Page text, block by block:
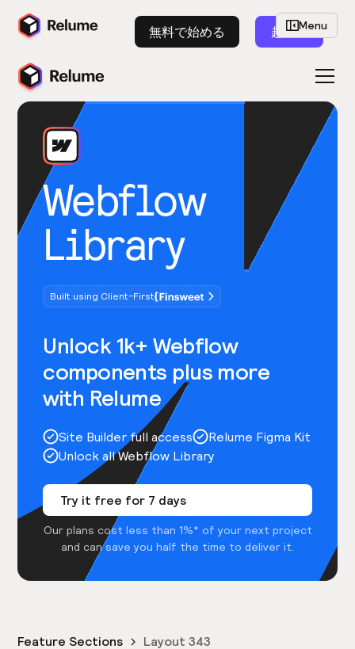
無料で始める 起動
Webflow
Library
Built using Client-First
Unlock 1k+ Webflow
components plus more
with Relume
Site Builder full access
Relume Figma Kit
Unlock all Webflow Library
Try it free for 7 days
Our plans cost less than 1%* of your next project
and can save you half the time to deliver it.
Menu
Feature Sections Layout 343